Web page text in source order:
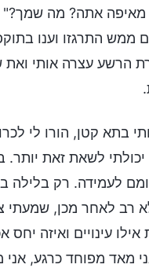
מאיפה אתה? מה
התרגזו וענו
הרשע עצרה אותי ואת
בתא קטן, הורו לי
לשאת זאת יותר.
לעמידה. רק בלילה
רב לאחר מכן,
עינויים ואיזה יחס
מאד מפוחד כרגע,